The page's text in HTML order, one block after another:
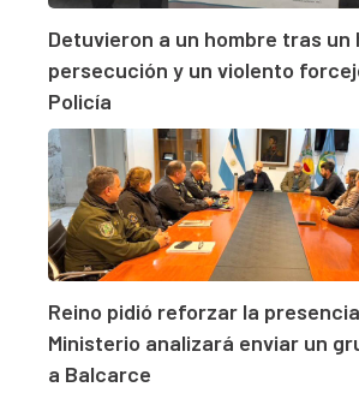
Detuvieron a un hombre tras un
persecución y un violento
Policía
Reino pidió reforzar la
Ministerio analizará enviar un
a Balcarce